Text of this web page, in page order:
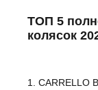
ТОП 5
колясок
1. CARRELLO